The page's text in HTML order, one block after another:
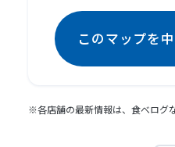
このマップを
※各店舗の最新情報は、食べログ